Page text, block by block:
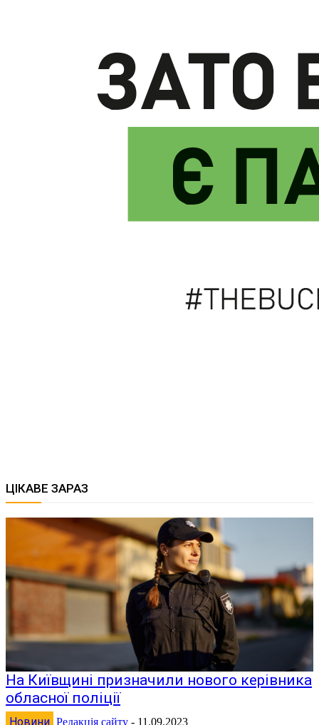
ЦІКАВЕ ЗАРАЗ
На Київщині призначили нового керівника
обласної поліції
Новини Редакція сайту - 11.09.2023